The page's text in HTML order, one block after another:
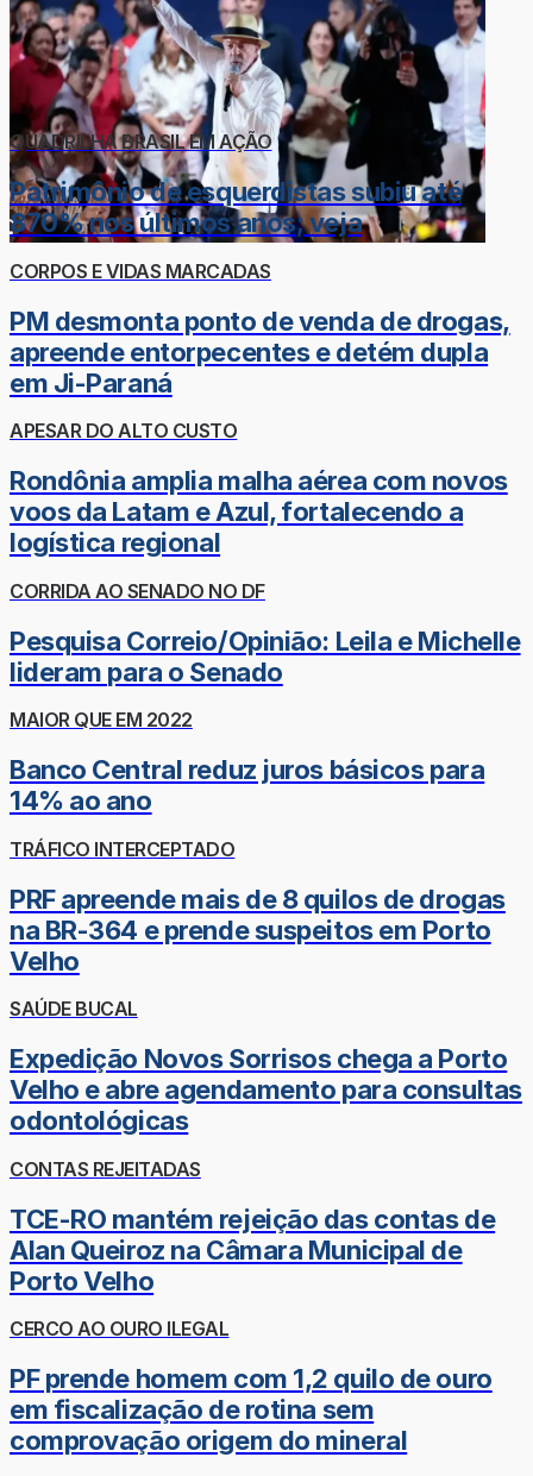
QUADRILHA BRASIL EM AÇÃO
Patrimônio de esquerdistas subiu até
870% nos últimos anos; veja
CORPOS E VIDAS MARCADAS
PM desmonta ponto de venda de drogas,
apreende entorpecentes e detém dupla
em Ji-Paraná
APESAR DO ALTO CUSTO
Rondônia amplia malha aérea com novos
voos da Latam e Azul, fortalecendo a
logística regional
CORRIDA AO SENADO NO DF
Pesquisa Correio/Opinião: Leila e Michelle
lideram para o Senado
MAIOR QUE EM 2022
Banco Central reduz juros básicos para
14% ao ano
TRÁFICO INTERCEPTADO
PRF apreende mais de 8 quilos de drogas
na BR-364 e prende suspeitos em Porto
Velho
SAÚDE BUCAL
Expedição Novos Sorrisos chega a Porto
Velho e abre agendamento para consultas
odontológicas
CONTAS REJEITADAS
TCE-RO mantém rejeição das contas de
Alan Queiroz na Câmara Municipal de
Porto Velho
CERCO AO OURO ILEGAL
PF prende homem com 1,2 quilo de ouro
em fiscalização de rotina sem
comprovação origem do mineral